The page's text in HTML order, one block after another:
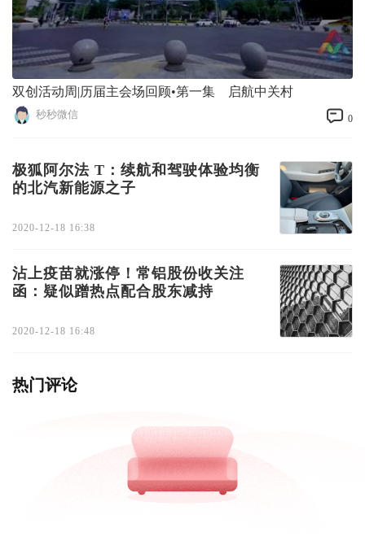
双创活动周|历届主会场回顾•第一集 启航中关村
秒秒微信 0
极狐阿尔法 T：续航和驾驶体验均衡
的北汽新能源之子
2020-12-18 16:38
沾上疫苗就涨停！常铝股份收关注
函：疑似蹭热点配合股东减持
2020-12-18 16:48
热门评论